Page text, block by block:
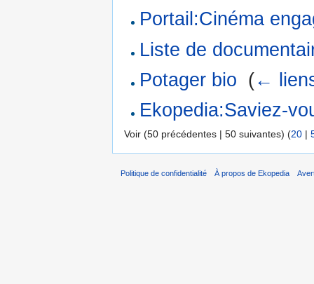
Portail:Cinéma
Liste de
Potager bio (←
Ekopedia:Saviez-
Voir (50 précédentes | 50 suivantes) (20 |
Politique de confidentialité À propos de Ekopedia